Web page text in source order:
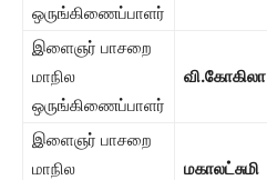
ஒருங்கிணைப்பாளர்
இளைஞர் பாசறை
மாநில
ஒருங்கிணைப்பாளர்
வி.கோகிலா
இளைஞர் பாசறை
மாநில
மகாலட்சுமி